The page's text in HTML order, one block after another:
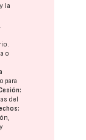
y la
o
para
del